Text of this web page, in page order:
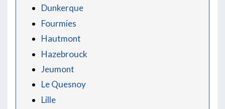
Dunkerque
Fourmies
Hautmont
Hazebrouck
Jeumont
Le Quesnoy
Lille